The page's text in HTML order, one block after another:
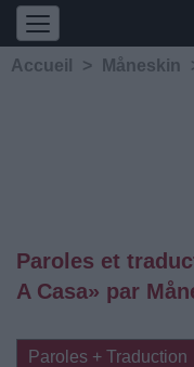
Accueil > Måneskin
Paroles et
A Casa» par
Paroles + Traduction